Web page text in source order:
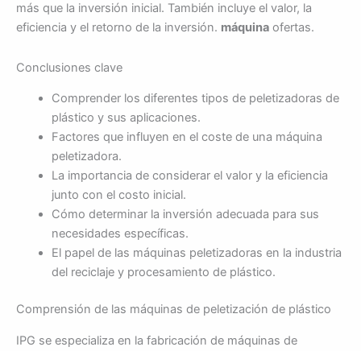
más que la inversión inicial. También incluye el valor, la
eficiencia y el retorno de la inversión. máquina ofertas.
Conclusiones clave
Comprender los diferentes tipos de peletizadoras de
plástico y sus aplicaciones.
Factores que influyen en el coste de una máquina
peletizadora.
La importancia de considerar el valor y la eficiencia
junto con el costo inicial.
Cómo determinar la inversión adecuada para sus
necesidades específicas.
El papel de las máquinas peletizadoras en la industria
del reciclaje y procesamiento de plástico.
Comprensión de las máquinas de peletización de plástico
IPG se especializa en la fabricación de máquinas de